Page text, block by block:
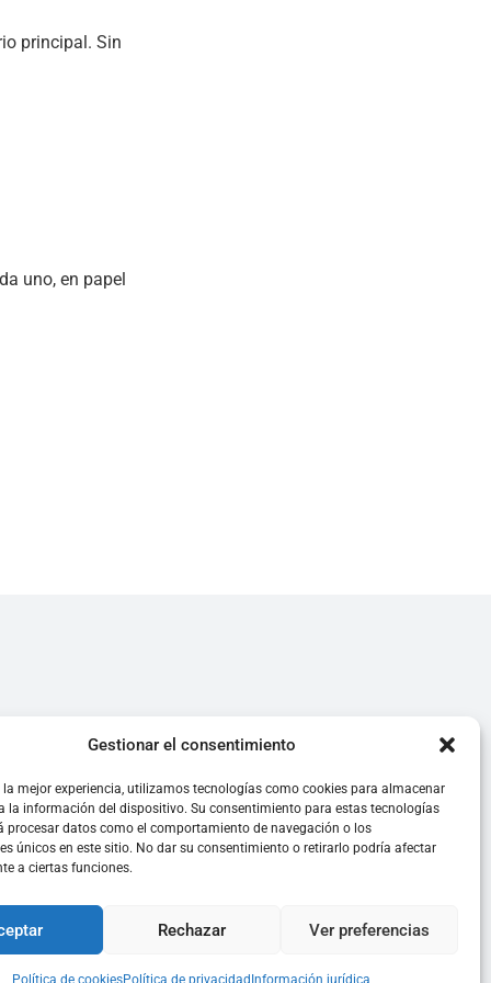
Gestionar el consentimiento
mejor experiencia, utilizamos tecnologías como cookies para almacenar
la información del dispositivo. Su consentimiento para estas tecnologías
procesar datos como el comportamiento de navegación o los
únicos en este sitio. No dar su consentimiento o retirarlo podría afectar
a ciertas funciones.
Rechazar Ver preferencias
Política de cookiesPolítica de privacidad Información jurídica
principal. Sin
uno, en papel